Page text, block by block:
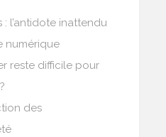
: l’antidote inattendu
numérique
reste difficile pour
des